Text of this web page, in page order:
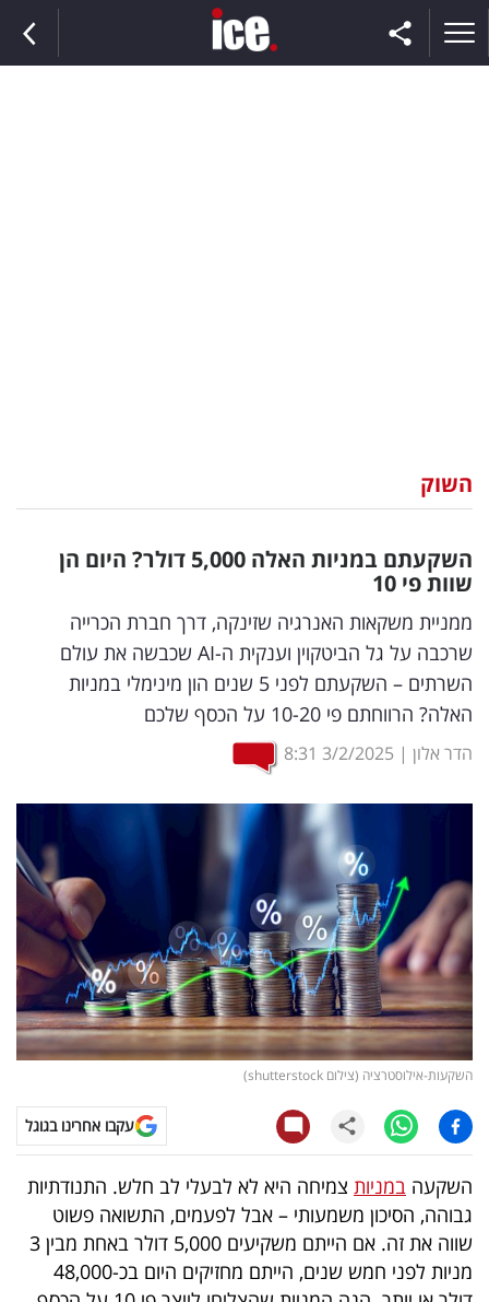
וצרכנות
דיגיטל
וטק
שיווק
ופרסום
משפט
מדדים
דעות
רכילות
עסקית
קריפטו
ויראלי
טלוויזיה
עסקי
ספורט
קריירה
השוק
השקעתם במניות האלה 5,000 דולר? היום הן
שוות פי 10
ממניית משקאות האנרגיה שזינקה, דרך חברת הכרייה
שרכבה על גל הביטקוין וענקית ה-AI שכבשה את עולם
השרתים – השקעתם לפני 5 שנים הון מינימלי במניות
האלה? הרווחתם פי 10-20 על הכסף שלכם
הדר אלון |
3/2/2025
8:31
השקעות-אילוסטרציה (צילום shutterstock)
עקבו אחרינו בגוגל
השקעה במניות צמיחה היא לא לבעלי לב חלש. התנודתיות
גבוהה, הסיכון משמעותי – אבל לפעמים, התשואה פשוט
שווה את זה. אם הייתם משקיעים 5,000 דולר באחת מבין 3
מניות לפני חמש שנים, הייתם מחזיקים היום בכ-48,000